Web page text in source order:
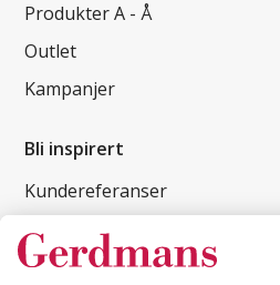
Produkter A - Å
Outlet
Kampanjer
Bli inspirert
Kundereferanser
Magasin
Tips og guider